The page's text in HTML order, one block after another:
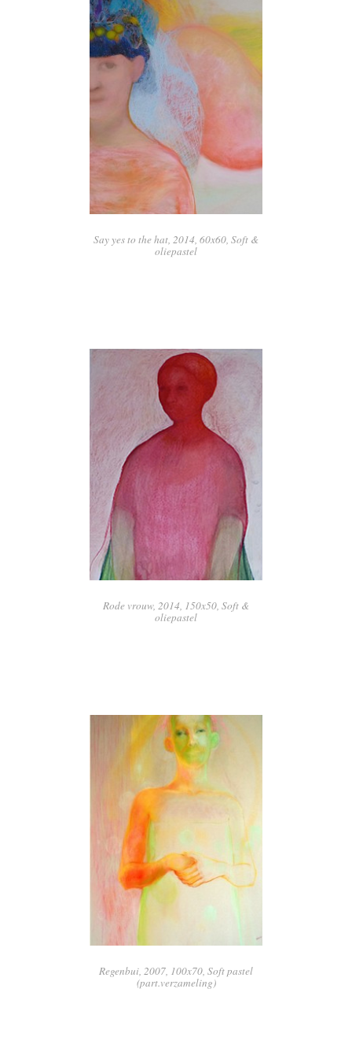
Say yes to the hat, 2014, 60x60, Soft &
oliepastel
Rode vrouw, 2014, 150x50, Soft &
oliepastel
Regenbui, 2007, 100x70, Soft pastel
(part.verzameling)